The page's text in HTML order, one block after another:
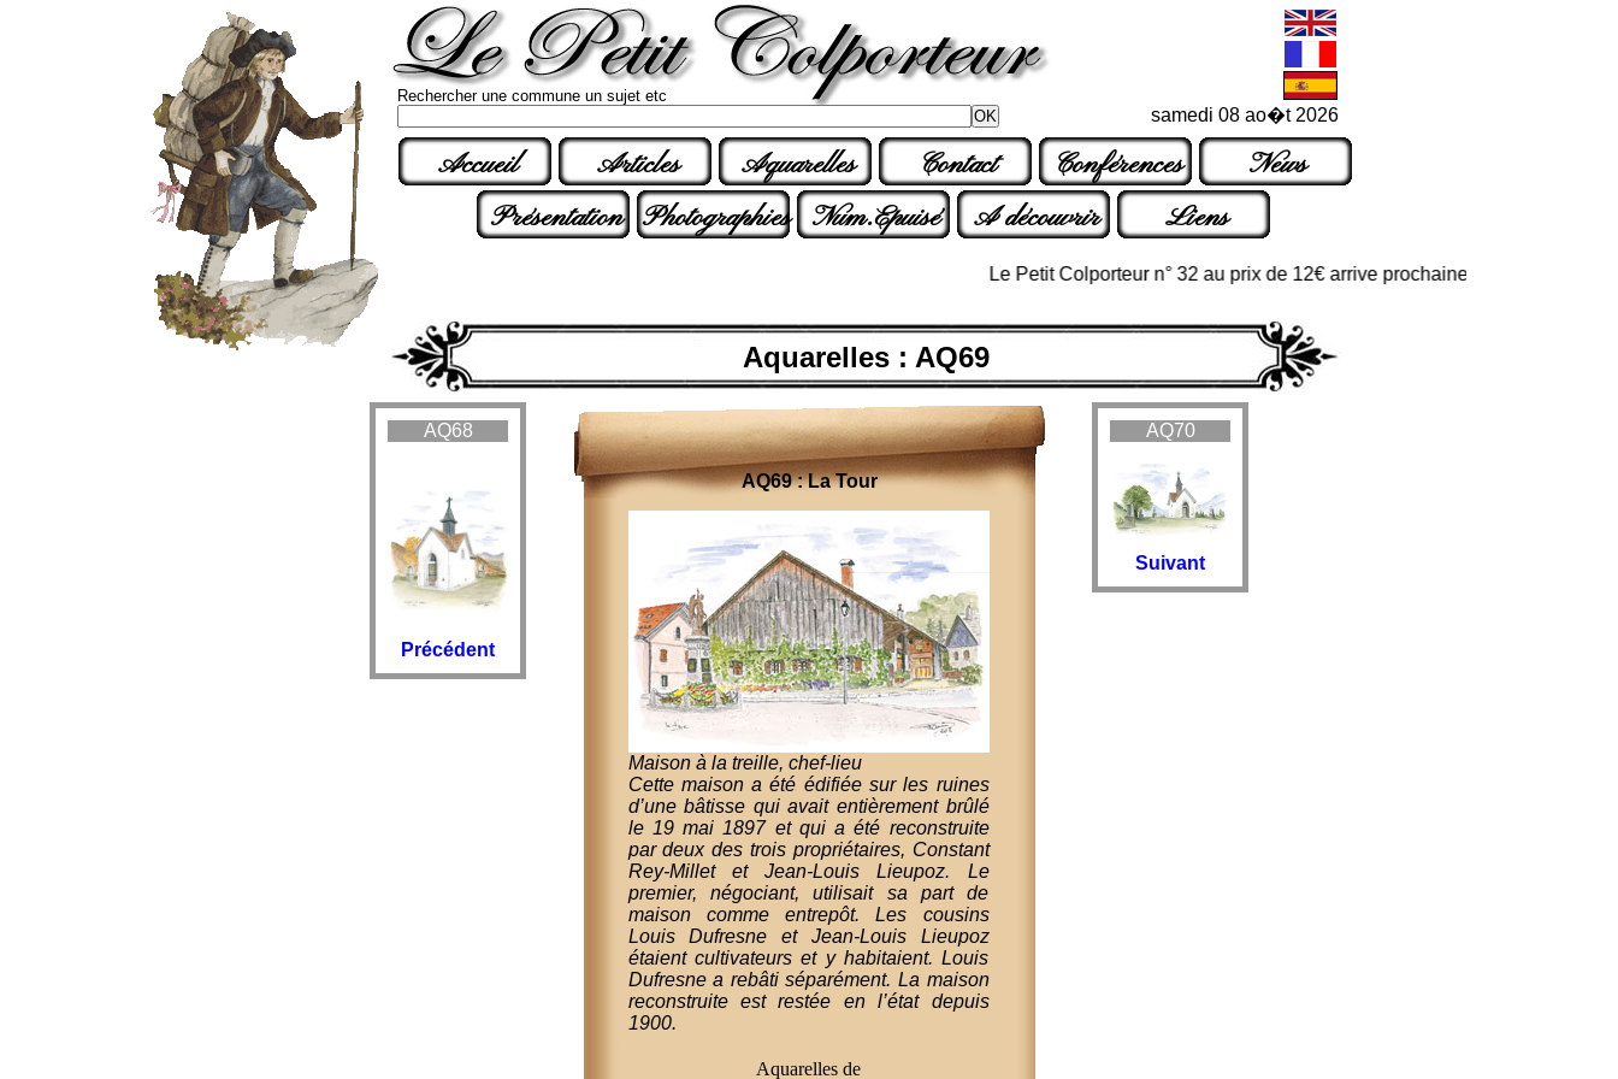
samedi 08 ao�t 2026
Rechercher une commune un sujet etc
Accueil Articles Aquarelles Contact Conférences
News
Présentation Photographies Num.Epuisé A découvrir Liens
Le Petit Colporteur n° 32 au prix de 12€ arrive prochainement dans les
Aquarelles : AQ69
AQ68
Précédent
AQ69 : La Tour
Maison à la treille, chef-lieu
Cette maison a été édifiée sur les ruines
d’une bâtisse qui avait entièrement brûlé
le 19 mai 1897 et qui a été reconstruite
par deux des trois propriétaires, Constant
Rey-Millet et Jean-Louis Lieupoz. Le
premier, négociant, utilisait sa part de
maison comme entrepôt. Les cousins
Louis Dufresne et Jean-Louis Lieupoz
étaient cultivateurs et y habitaient. Louis
Dufresne a rebâti séparément. La maison
reconstruite est restée en l’état depuis
1900.
Aquarelles de
AQ70
Suivant